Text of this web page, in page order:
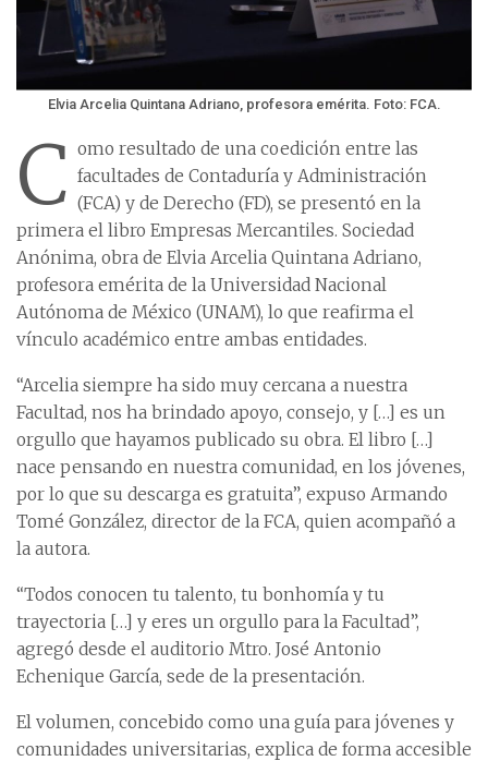
Elvia Arcelia Quintana Adriano, profesora emérita. Foto: FCA.
C omo resultado de una coedición entre las
facultades de Contaduría y Administración
(FCA) y de Derecho (FD), se presentó en la
primera el libro Empresas Mercantiles. Sociedad
Anónima, obra de Elvia Arcelia Quintana Adriano,
profesora emérita de la Universidad Nacional
Autónoma de México (UNAM), lo que reafirma el
vínculo académico entre ambas entidades.
“Arcelia siempre ha sido muy cercana a nuestra
Facultad, nos ha brindado apoyo, consejo, y […] es un
orgullo que hayamos publicado su obra. El libro […]
nace pensando en nuestra comunidad, en los jóvenes,
por lo que su descarga es gratuita”, expuso Armando
Tomé González, director de la FCA, quien acompañó a
la autora.
“Todos conocen tu talento, tu bonhomía y tu
trayectoria […] y eres un orgullo para la Facultad”,
agregó desde el auditorio Mtro. José Antonio
Echenique García, sede de la presentación.
El volumen, concebido como una guía para jóvenes y
comunidades universitarias, explica de forma accesible